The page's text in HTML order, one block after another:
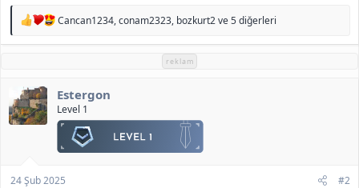
T
p
e
r
:
Cancan1234,conam2323, bozkurt2ve 5 diğerleri
reklam
Estergon
Level 1
24 Şub 2025 #2